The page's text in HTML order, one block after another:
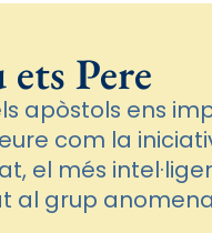
Pere
apòstols ens
com la
el més
al grup